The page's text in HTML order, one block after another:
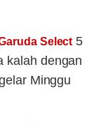
Select 5
kalah dengan
Minggu